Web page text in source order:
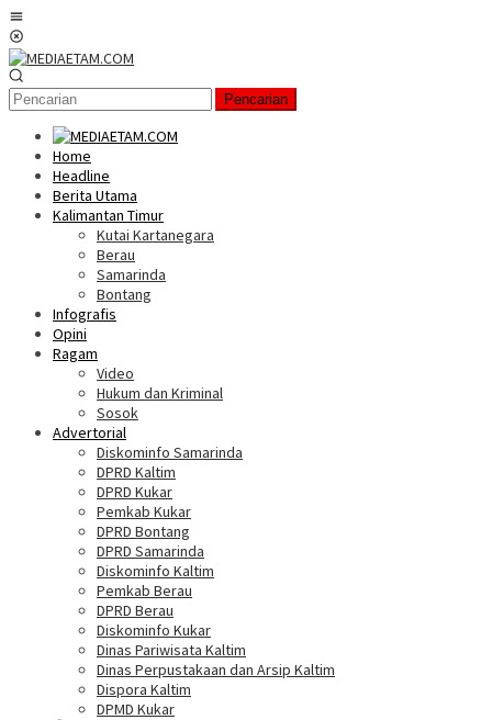
Loncat
ke
konten
Pencarian
Home
Headline
Berita Utama
Kalimantan Timur
Kutai Kartanegara
Berau
Samarinda
Bontang
Infografis
Opini
Ragam
Video
Hukum dan Kriminal
Sosok
Advertorial
Diskominfo Samarinda
DPRD Kaltim
DPRD Kukar
Pemkab Kukar
DPRD Bontang
DPRD Samarinda
Diskominfo Kaltim
Pemkab Berau
DPRD Berau
Diskominfo Kukar
Dinas Pariwisata Kaltim
Dinas Perpustakaan dan Arsip Kaltim
Dispora Kaltim
DPMD Kukar